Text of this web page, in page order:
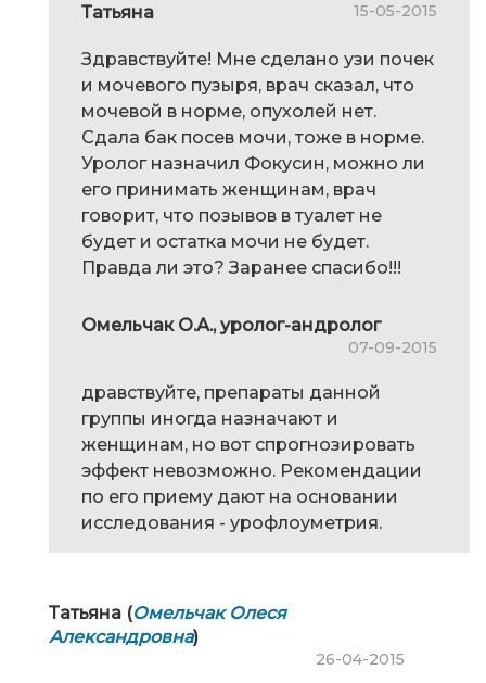
Татьяна 15-05-2015
Здравствуйте! Мне сделано узи почек
и мочевого пузыря, врач сказал, что
мочевой в норме, опухолей нет.
Сдала бак посев мочи, тоже в норме.
Уролог назначил Фокусин, можно ли
его принимать женщинам, врач
говорит, что позывов в туалет не
будет и остатка мочи не будет.
Правда ли это? Заранее спасибо!!!
Омельчак О.А., уролог-андролог
07-09-2015
дравствуйте, препараты данной
группы иногда назначают и
женщинам, но вот спрогнозировать
эффект невозможно. Рекомендации
по его приему дают на основании
исследования - урофлоуметрия.
Татьяна (Омельчак Олеся
Александровна)
26-04-2015